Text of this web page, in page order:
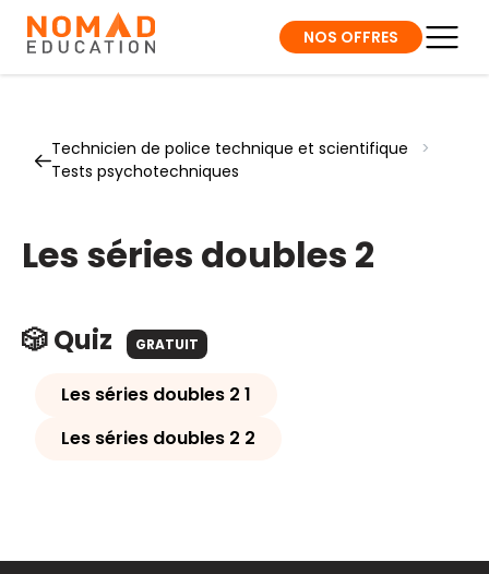
NOS OFFRES
Technicien de police technique et scientifique
>
Tests psychotechniques
Les séries doubles 2
🎲 Quiz GRATUIT
Les séries doubles 2 1
Les séries doubles 2 2